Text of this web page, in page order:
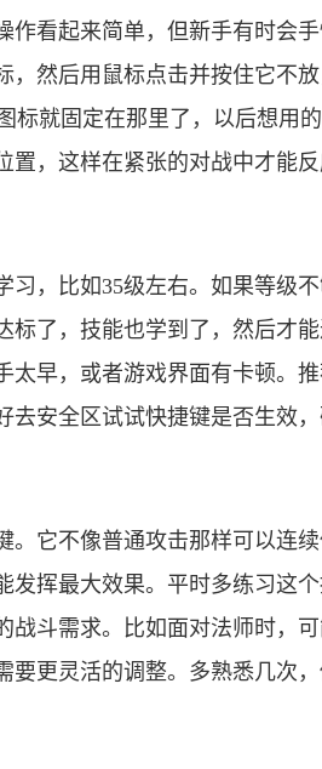
看起来简单，但新手有时会
然后用鼠标点击并按住它不
标就固定在那里了，以后想用
，这样在紧张的对战中才能
，比如35级左右。如果等级
了，技能也学到了，然后才能
早，或者游戏界面有卡顿。
安全区试试快捷键是否生效，
它不像普通攻击那样可以连
发挥最大效果。平时多练习这
战斗需求。比如面对法师时，
更灵活的调整。多熟悉几次